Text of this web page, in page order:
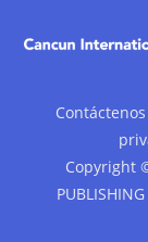
Contáctenos
Copyright